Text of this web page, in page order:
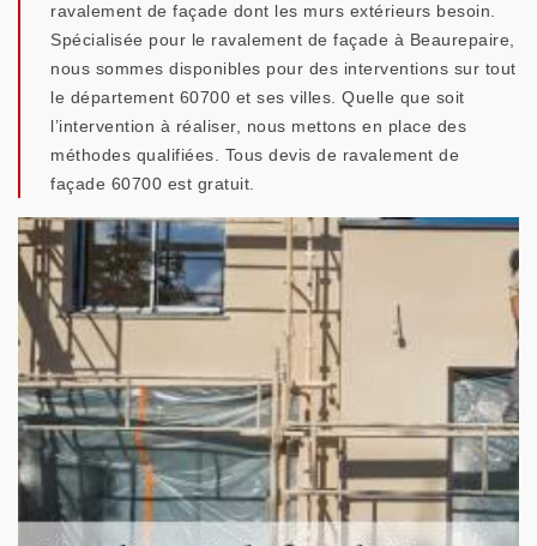
ravalement de façade dont les murs extérieurs besoin.
Spécialisée pour le ravalement de façade à Beaurepaire,
nous sommes disponibles pour des interventions sur tout
le département 60700 et ses villes. Quelle que soit
l’intervention à réaliser, nous mettons en place des
méthodes qualifiées. Tous devis de ravalement de
façade 60700 est gratuit.